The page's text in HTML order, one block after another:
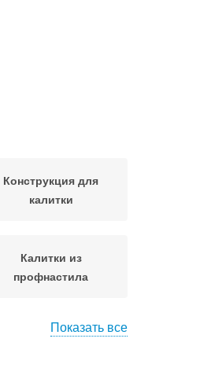
Конструкция для
калитки
Калитки из
профнастила
Показать все